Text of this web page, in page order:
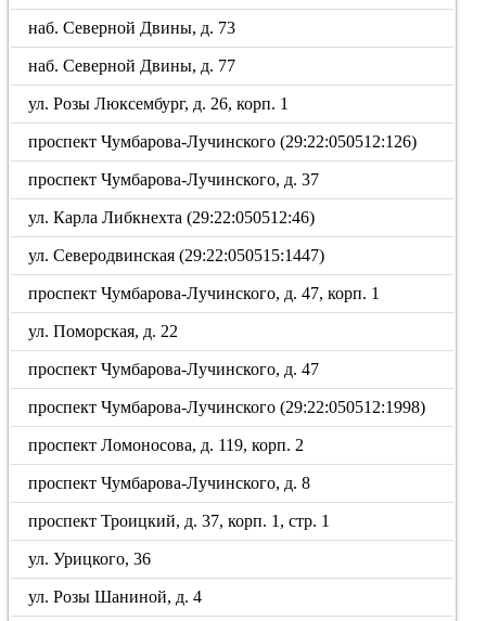
наб. Северной Двины, д. 73
наб. Северной Двины, д. 77
ул. Розы Люксембург, д. 26, корп. 1
проспект Чумбарова-Лучинского (29:22:050512:126)
проспект Чумбарова-Лучинского, д. 37
ул. Карла Либкнехта (29:22:050512:46)
ул. Северодвинская (29:22:050515:1447)
проспект Чумбарова-Лучинского, д. 47, корп. 1
ул. Поморская, д. 22
проспект Чумбарова-Лучинского, д. 47
проспект Чумбарова-Лучинского (29:22:050512:1998)
проспект Ломоносова, д. 119, корп. 2
проспект Чумбарова-Лучинского, д. 8
проспект Троицкий, д. 37, корп. 1, стр. 1
ул. Урицкого, 36
ул. Розы Шаниной, д. 4